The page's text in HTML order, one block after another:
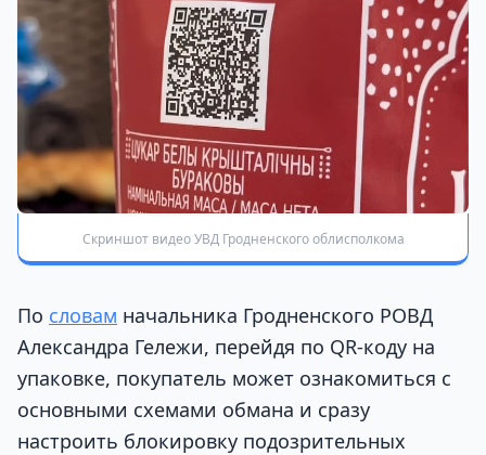
Скриншот видео УВД Гродненского облисполкома
По словам начальника Гродненского РОВД
Александра Гележи, перейдя по QR-коду на
упаковке, покупатель может ознакомиться с
основными схемами обмана и сразу
настроить блокировку подозрительных